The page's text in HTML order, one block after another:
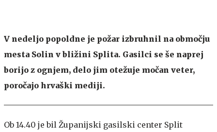
V nedeljo popoldne je požar izbruhnil na območju
mesta Solin v bližini Splita. Gasilci se še naprej
borijo z ognjem, delo jim otežuje močan veter,
poročajo hrvaški mediji.
Ob 14.40 je bil Županijski gasilski center Split